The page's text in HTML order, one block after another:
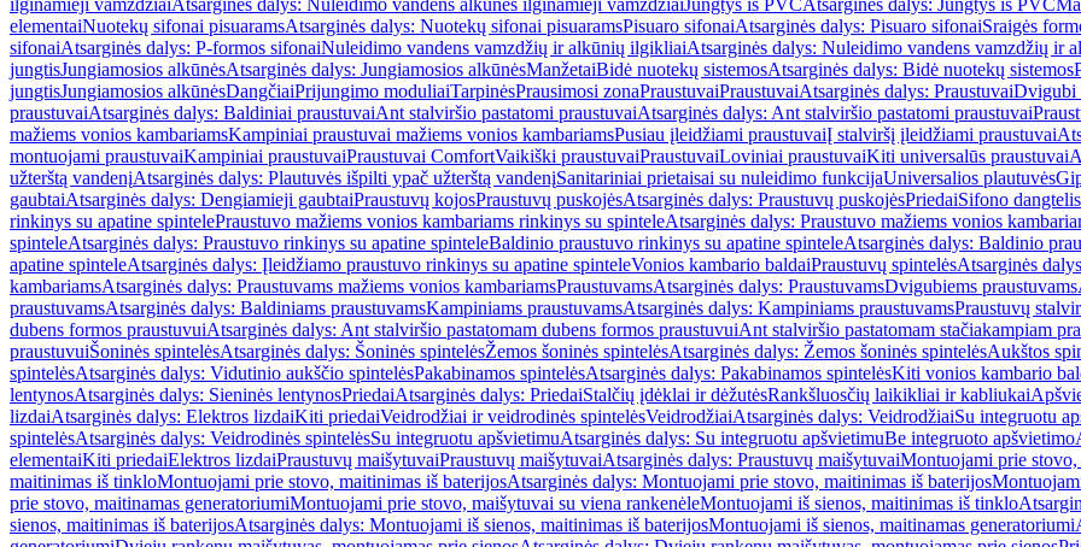
ilginamieji vamzdžiaiAtsarginės dalys: Nuleidimo vandens alkūnės ilginamieji vamzdžiaiJungtys iš PVCAtsarginės dalys: Jungtys iš PVC
elementaiNuotekų sifonai pisuaramsAtsarginės dalys: Nuotekų sifonai pisuaramsPisuaro sifonaiAtsarginės dalys: Pisuaro sifonaiSraigės
sifonaiAtsarginės dalys: P-formos sifonaiNuleidimo vandens vamzdžių ir alkūnių ilgikliaiAtsarginės dalys: Nuleidimo vandens vamzdžių ir
jungtisJungiamosios alkūnėsAtsarginės dalys: Jungiamosios alkūnėsManžetaiBidė nuotekų sistemosAtsarginės dalys: Bidė nuotekų sistemos
jungtisJungiamosios alkūnėsDangčiaiPrijungimo moduliaiTarpinėsPrausimosi zonaPraustuvaiPraustuvaiAtsarginės dalys: PraustuvaiDvigubi
praustuvaiAtsarginės dalys: Baldiniai praustuvaiAnt stalviršio pastatomi praustuvaiAtsarginės dalys: Ant stalviršio pastatomi praustuvai
mažiems vonios kambariamsKampiniai praustuvai mažiems vonios kambariamsPusiau įleidžiami praustuvaiĮ stalviršį įleidžiami praustuvai
montuojami praustuvaiKampiniai praustuvaiPraustuvai ComfortVaikiški praustuvaiPraustuvaiLoviniai praustuvaiKiti universalūs praustuvai
užterštą vandenįAtsarginės dalys: Plautuvės išpilti ypač užterštą vandenįSanitariniai prietaisai su nuleidimo funkcijaUniversalios plautuvės
gaubtaiAtsarginės dalys: Dengiamieji gaubtaiPraustuvų kojosPraustuvų puskojėsAtsarginės dalys: Praustuvų puskojėsPriedaiSifono dangtelis
rinkinys su apatine spintelePraustuvo mažiems vonios kambariams rinkinys su spinteleAtsarginės dalys: Praustuvo mažiems vonios
spinteleAtsarginės dalys: Praustuvo rinkinys su apatine spinteleBaldinio praustuvo rinkinys su apatine spinteleAtsarginės dalys: Baldinio
apatine spinteleAtsarginės dalys: Įleidžiamo praustuvo rinkinys su apatine spinteleVonios kambario baldaiPraustuvų spintelėsAtsarginės
kambariamsAtsarginės dalys: Praustuvams mažiems vonios kambariamsPraustuvamsAtsarginės dalys: PraustuvamsDvigubiems praustuvams
praustuvamsAtsarginės dalys: Baldiniams praustuvamsKampiniams praustuvamsAtsarginės dalys: Kampiniams praustuvamsPraustuvų
dubens formos praustuvuiAtsarginės dalys: Ant stalviršio pastatomam dubens formos praustuvuiAnt stalviršio pastatomam stačiakampiam
praustuvuiŠoninės spintelėsAtsarginės dalys: Šoninės spintelėsŽemos šoninės spintelėsAtsarginės dalys: Žemos šoninės spintelėsAukštos
spintelėsAtsarginės dalys: Vidutinio aukščio spintelėsPakabinamos spintelėsAtsarginės dalys: Pakabinamos spintelėsKiti vonios kambario
lentynosAtsarginės dalys: Sieninės lentynosPriedaiAtsarginės dalys: PriedaiStalčių įdėklai ir dėžutėsRankšluosčių laikikliai ir kabliukai
lizdaiAtsarginės dalys: Elektros lizdaiKiti priedaiVeidrodžiai ir veidrodinės spintelėsVeidrodžiaiAtsarginės dalys: VeidrodžiaiSu integruotu
spintelėsAtsarginės dalys: Veidrodinės spintelėsSu integruotu apšvietimuAtsarginės dalys: Su integruotu apšvietimuBe integruoto apšvietimo
elementaiKiti priedaiElektros lizdaiPraustuvų maišytuvaiPraustuvų maišytuvaiAtsarginės dalys: Praustuvų maišytuvaiMontuojami prie
maitinimas iš tinkloMontuojami prie stovo, maitinimas iš baterijosAtsarginės dalys: Montuojami prie stovo, maitinimas iš baterijos
prie stovo, maitinamas generatoriumiMontuojami prie stovo, maišytuvai su viena rankenėleMontuojami iš sienos, maitinimas iš tinklo
sienos, maitinimas iš baterijosAtsarginės dalys: Montuojami iš sienos, maitinimas iš baterijosMontuojami iš sienos, maitinamas generatoriumi